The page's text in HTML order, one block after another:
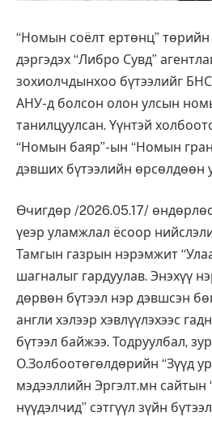
“Номын соёлт ертөнц” төрийн
дэргэдэх “Либро Сувд”
зохиолчдынхоо бүтээлийг
АНУ-д болсон олон улсын
танилцуулсан. Үүнтэй
“Номын баяр”-ын “Номын
дэвших бүтээлийн өрсөлдөөн
Өчигдөр /2026.05.17/
үеэр уламжлал ёсоор
Тамгын газрын нэрэмжит
шагналыг гардуулав. Энэхүү
дөрвөн бүтээл нэр дэвшсэн
англи хэлээр хэвлүүлэхээс
бүтээл байжээ. Тодруулбал,
О.Золбоотөгөлдөрийн “Зүүд
мэдээллийн Эргэлт.мн сайтын
нүүдэлчид” сэтгүүл зүйн